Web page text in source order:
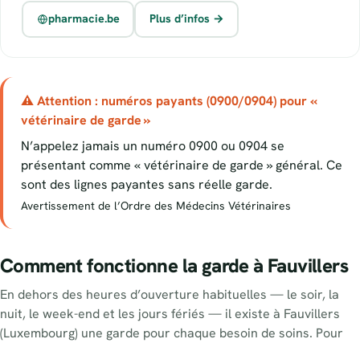
pharmacie.be Plus d’infos →
⚠ Attention : numéros payants (0900/0904) pour «
vétérinaire de garde »
N’appelez jamais un numéro 0900 ou 0904 se
présentant comme « vétérinaire de garde » général. Ce
sont des lignes payantes sans réelle garde.
Avertissement de l’Ordre des Médecins Vétérinaires
Comment fonctionne la garde à Fauvillers
En dehors des heures d’ouverture habituelles — le soir, la
nuit, le week-end et les jours fériés — il existe à Fauvillers
(Luxembourg) une garde pour chaque besoin de soins. Pour